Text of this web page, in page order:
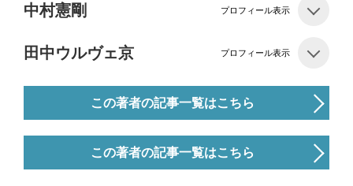
中村憲剛 プロフィール表示
田中ウルヴェ京 プロフィール表示
この著者の記事一覧はこちら
この著者の記事一覧はこちら